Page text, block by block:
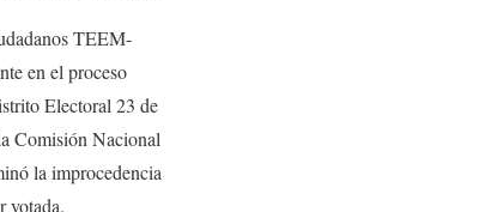
TEEM-
en el proceso
Electoral 23 de
Comisión Nacional
la improcedencia
votada.